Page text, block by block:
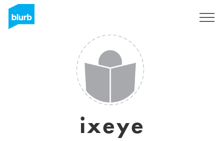
ixeye